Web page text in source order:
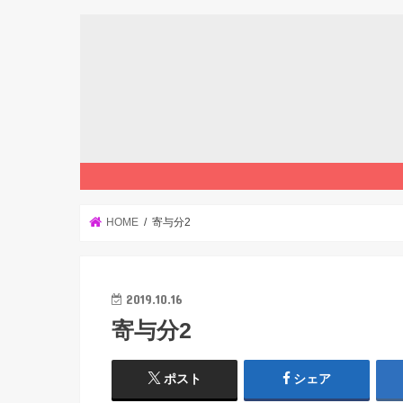
HOME 寄与分2
2019.10.16
寄与分2
ポスト シェア